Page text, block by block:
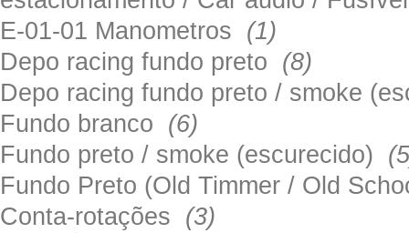
E-01-01 Manometros (1)
Depo racing fundo preto (8)
Depo racing fundo preto / smoke
Fundo branco (6)
Fundo preto / smoke (escurecido)
Fundo Preto (Old Timmer / Old
Conta-rotações (3)